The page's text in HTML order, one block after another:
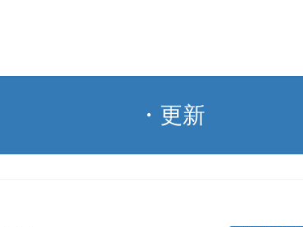
・更新